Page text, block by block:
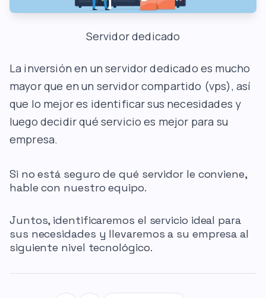
Servidor dedicado
La inversión en un servidor dedicado es mucho
mayor que en un servidor compartido (vps), así
que lo mejor es identificar sus necesidades y
luego decidir qué servicio es mejor para su
empresa.
Si no está seguro de qué servidor le conviene,
hable con nuestro equipo.
Juntos, identificaremos el servicio ideal para
sus necesidades y llevaremos a su empresa al
siguiente nivel tecnológico.